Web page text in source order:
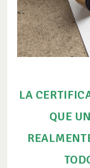
LA
QUE